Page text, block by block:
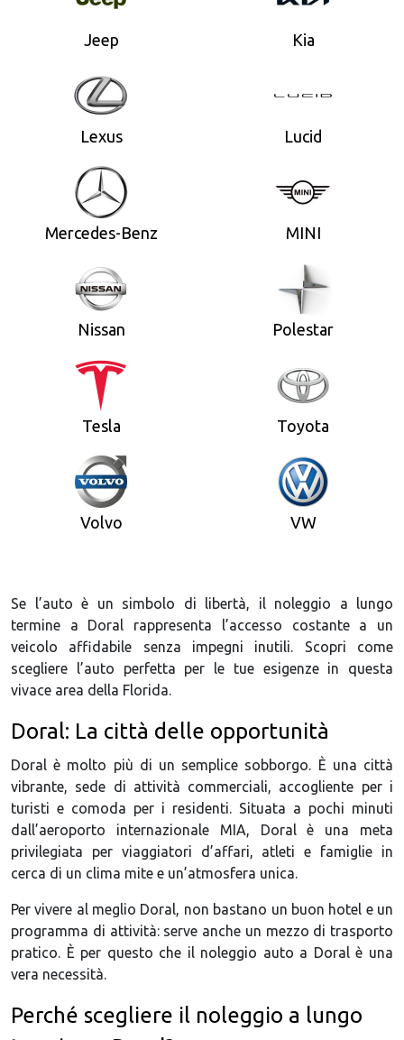
Jeep Kia
Lexus Lucid
Mercedes-Benz MINI
Nissan Polestar
Tesla Toyota
Volvo VW
Se l’auto è un simbolo di libertà, il noleggio a lungo
termine a Doral rappresenta l’accesso costante a un
veicolo affidabile senza impegni inutili. Scopri come
scegliere l’auto perfetta per le tue esigenze in questa
vivace area della Florida.
Doral: La città delle opportunità
Doral è molto più di un semplice sobborgo. È una città
vibrante, sede di attività commerciali, accogliente per i
turisti e comoda per i residenti. Situata a pochi minuti
dall’aeroporto internazionale MIA, Doral è una meta
privilegiata per viaggiatori d’affari, atleti e famiglie in
cerca di un clima mite e un’atmosfera unica.
Per vivere al meglio Doral, non bastano un buon hotel e un
programma di attività: serve anche un mezzo di trasporto
pratico. È per questo che il noleggio auto a Doral è una
vera necessità.
Perché scegliere il noleggio a lungo